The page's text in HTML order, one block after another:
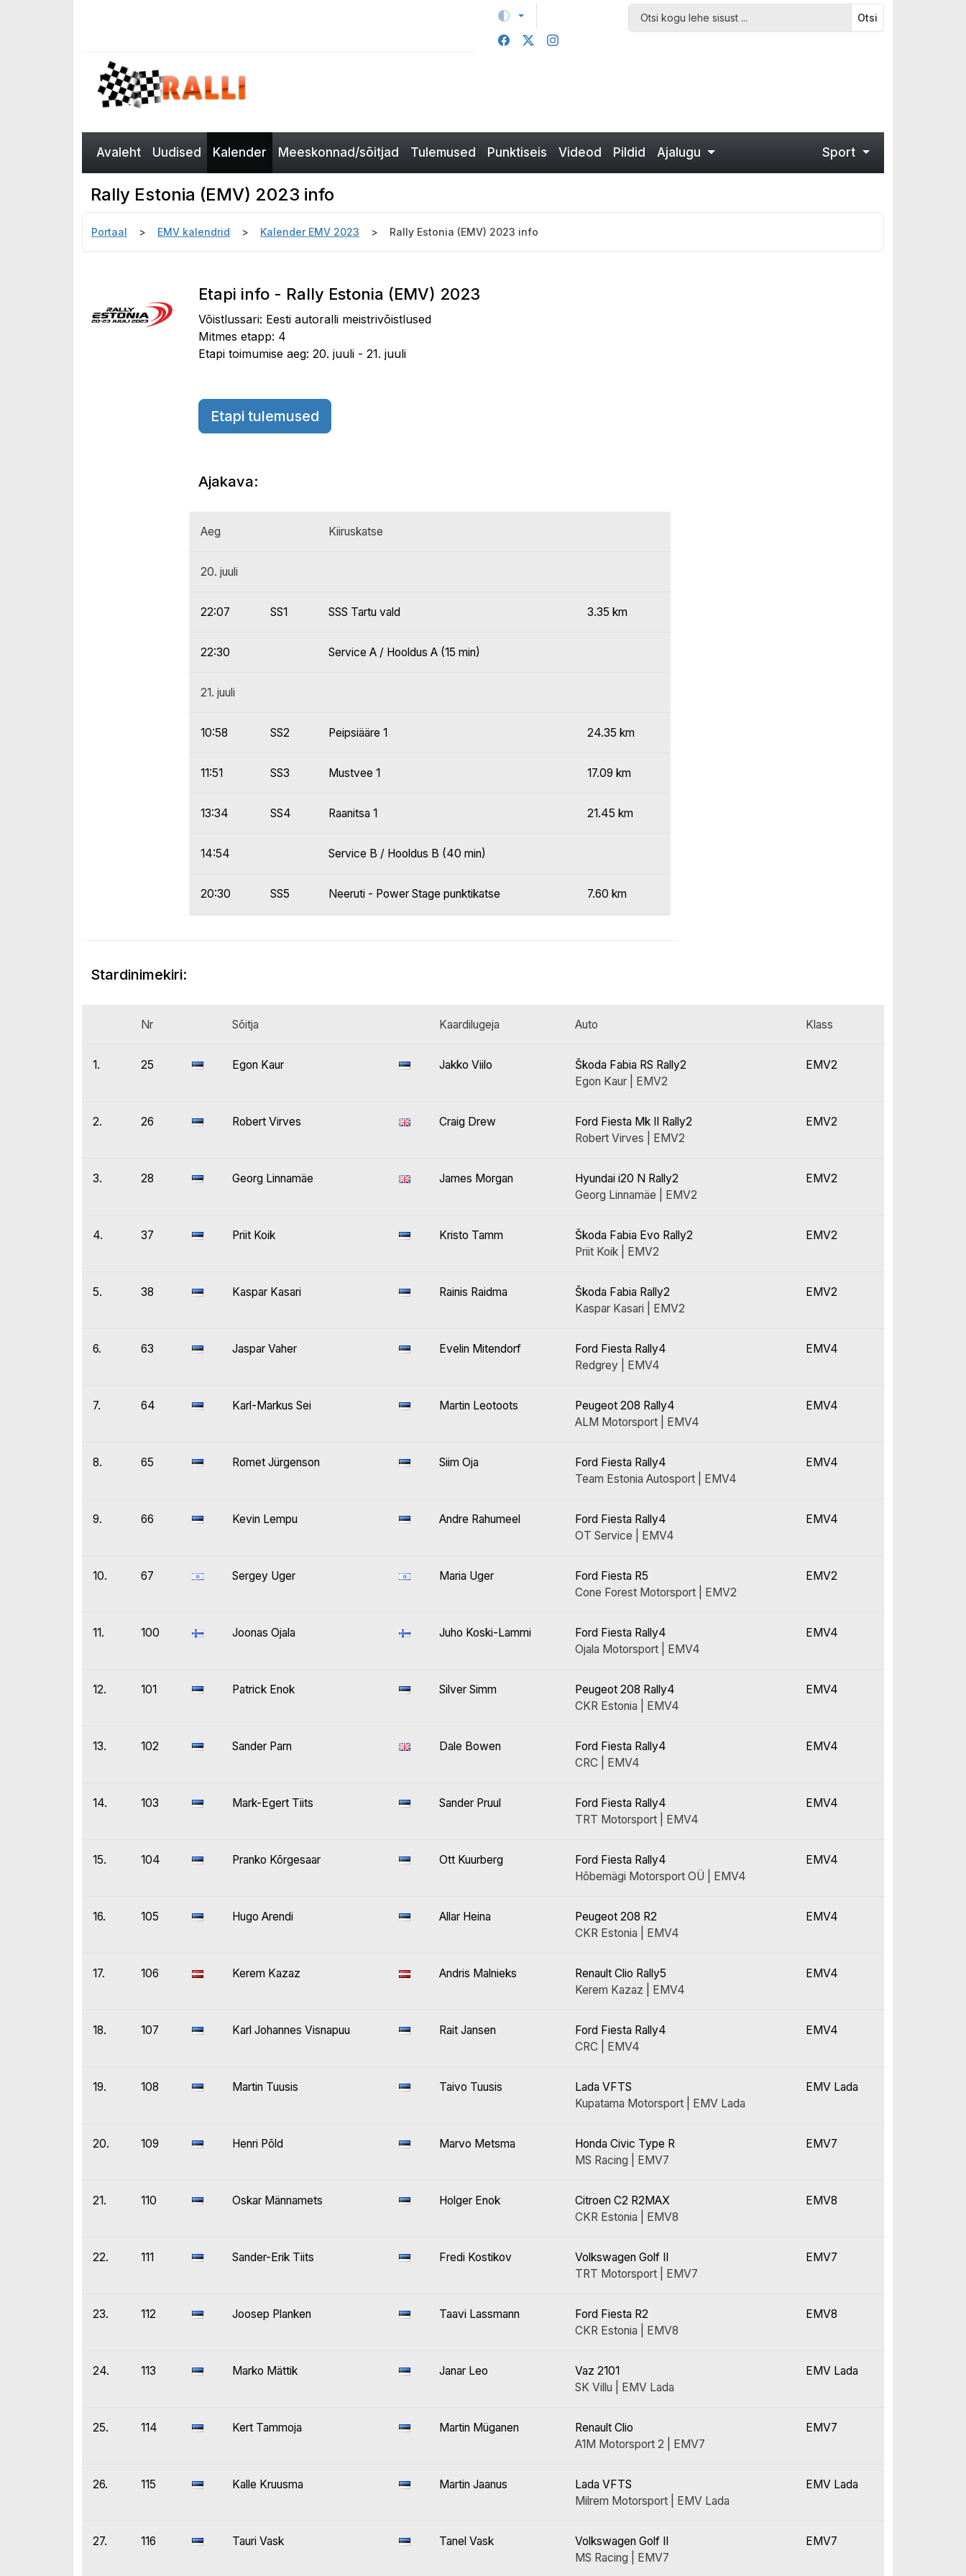
Otsi
Avaleht Uudised Kalender Meeskonnad/sõitjad Tulemused Punktiseis Videod Pildid Ajalugu Sport
Rally Estonia (EMV) 2023 info
Portaal EMV kalendrid Kalender EMV 2023 Rally Estonia (EMV) 2023 info
Etapi info - Rally Estonia (EMV) 2023
Võistlussari: Eesti autoralli meistrivõistlused
Mitmes etapp: 4
Etapi toimumise aeg: 20. juuli - 21. juuli
Etapi tulemused
Ajakava:
Aeg Kiiruskatse
20. juuli
22:07 SS1 SSS Tartu vald 3.35 km
22:30 Service A / Hooldus A (15 min)
21. juuli
10:58 SS2 Peipsiääre 1 24.35 km
11:51 SS3 Mustvee 1 17.09 km
13:34 SS4 Raanitsa 1 21.45 km
14:54 Service B / Hooldus B (40 min)
20:30 SS5 Neeruti - Power Stage punktikatse 7.60 km
Stardinimekiri:
Nr Sõitja Kaardilugeja Auto Klass
1. 25 Egon Kaur Jakko Viilo
Škoda Fabia RS Rally2
Egon Kaur | EMV2
EMV2
2. 26 Robert Virves Craig Drew
Ford Fiesta Mk II Rally2
Robert Virves | EMV2
EMV2
3. 28 Georg Linnamäe James Morgan
Hyundai i20 N Rally2
Georg Linnamäe | EMV2
EMV2
4. 37 Priit Koik Kristo Tamm
Škoda Fabia Evo Rally2
Priit Koik | EMV2
EMV2
5. 38 Kaspar Kasari Rainis Raidma
Škoda Fabia Rally2
Kaspar Kasari | EMV2
EMV2
6. 63 Jaspar Vaher Evelin Mitendorf
Ford Fiesta Rally4
Redgrey | EMV4
EMV4
7. 64 Karl-Markus Sei Martin Leotoots
Peugeot 208 Rally4
ALM Motorsport | EMV4
EMV4
8. 65 Romet Jürgenson Siim Oja
Ford Fiesta Rally4
Team Estonia Autosport | EMV4
EMV4
9. 66 Kevin Lempu Andre Rahumeel
Ford Fiesta Rally4
OT Service | EMV4
EMV4
10. 67 Sergey Uger Maria Uger
Ford Fiesta R5
Cone Forest Motorsport | EMV2
EMV2
11. 100 Joonas Ojala Juho Koski-Lammi
Ford Fiesta Rally4
Ojala Motorsport | EMV4
EMV4
12. 101 Patrick Enok Silver Simm
Peugeot 208 Rally4
CKR Estonia | EMV4
EMV4
13. 102 Sander Parn Dale Bowen
Ford Fiesta Rally4
CRC | EMV4
EMV4
14. 103 Mark-Egert Tiits Sander Pruul
Ford Fiesta Rally4
TRT Motorsport | EMV4
EMV4
15. 104 Pranko Kõrgesaar Ott Kuurberg
Ford Fiesta Rally4
Hõbemägi Motorsport OÜ | EMV4
EMV4
16. 105 Hugo Arendi Allar Heina
Peugeot 208 R2
CKR Estonia | EMV4
EMV4
17. 106 Kerem Kazaz Andris Malnieks
Renault Clio Rally5
Kerem Kazaz | EMV4
EMV4
18. 107 Karl Johannes Visnapuu Rait Jansen
Ford Fiesta Rally4
CRC | EMV4
EMV4
19. 108 Martin Tuusis Taivo Tuusis
Lada VFTS
Kupatama Motorsport | EMV Lada
EMV Lada
20. 109 Henri Põld Marvo Metsma
Honda Civic Type R
MS Racing | EMV7
EMV7
21. 110 Oskar Männamets Holger Enok
Citroen C2 R2MAX
CKR Estonia | EMV8
EMV8
22. 111 Sander-Erik Tiits Fredi Kostikov
Volkswagen Golf II
TRT Motorsport | EMV7
EMV7
23. 112 Joosep Planken Taavi Lassmann
Ford Fiesta R2
CKR Estonia | EMV8
EMV8
24. 113 Marko Mättik Janar Leo
Vaz 2101
SK Villu | EMV Lada
EMV Lada
25. 114 Kert Tammoja Martin Müganen
Renault Clio
A1M Motorsport 2 | EMV7
EMV7
26. 115 Kalle Kruusma Martin Jaanus
Lada VFTS
Milrem Motorsport | EMV Lada
EMV Lada
27. 116 Tauri Vask Tanel Vask
Volkswagen Golf II
MS Racing | EMV7
EMV7